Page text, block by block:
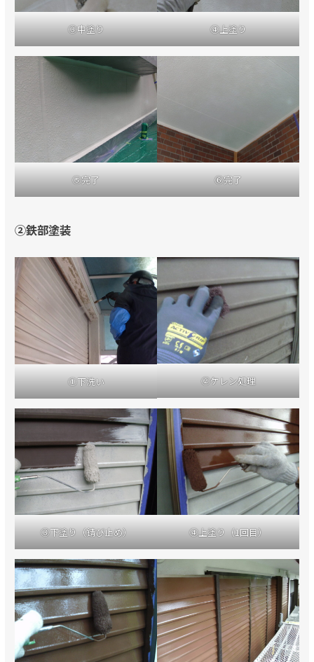
③中塗り ④上塗り
⑤完了 ⑥完了
②鉄部塗装
①下洗い ②ケレン処理
③下塗り（錆び止め） ④上塗り（1回目）